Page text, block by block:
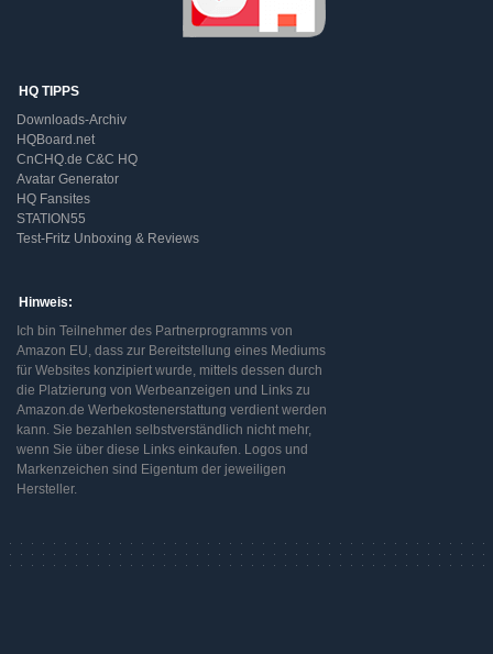
HQ TIPPS
Downloads-Archiv
HQBoard.net
CnCHQ.de C&C HQ
Avatar Generator
HQ Fansites
STATION55
Test-Fritz Unboxing & Reviews
Hinweis:
Ich bin Teilnehmer des Partnerprogramms von
Amazon EU, dass zur Bereitstellung eines Mediums
für Websites konzipiert wurde, mittels dessen durch
die Platzierung von Werbeanzeigen und Links zu
Amazon.de Werbekostenerstattung verdient werden
kann. Sie bezahlen selbstverständlich nicht mehr,
wenn Sie über diese Links einkaufen. Logos und
Markenzeichen sind Eigentum der jeweiligen
Hersteller.